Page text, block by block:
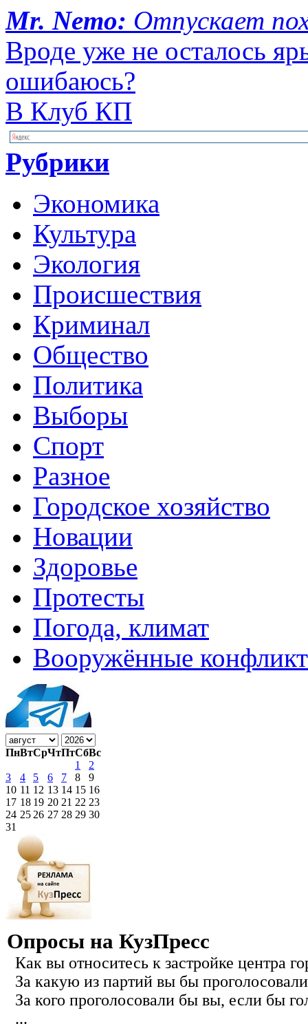
Mr. Nemo: Отпускает
Вроде уже не осталось
ошибаюсь?
В Клуб КП
Рубрики
Экономика
Культура
Экология
Происшествия
Криминал
Общество
Политика
Выборы
Спорт
Разное
Городское хозяйство
Новации
Здоровье
Протесты
Погода, климат
Вооружённые
ПнВтСрЧтПтСбВс
1
2
3
4 5 6 7 8
9
10 11 12 13 14 15 16
17 18 19 20 21 22 23
24 25 26 27 28 29 30
31
Опросы на КузПресс
Как вы относитесь к застройке центра
За какую из партий вы бы
За кого проголосовали бы вы, если бы
...